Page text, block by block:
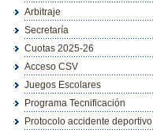
Arbitraje
Secretaría
Cuotas 2025-26
Acceso CSV
Juegos Escolares
Programa Tecnificación
Protocolo accidente deportivo